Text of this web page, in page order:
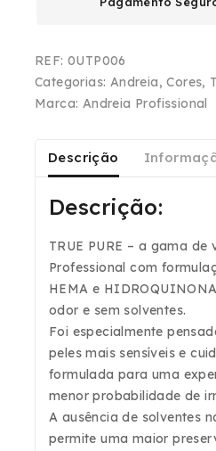
REF: 0UTP006
Categorias: Andreia,Cores,
Marca: Andreia Profissional
Descrição
Descrição:
TRUE PURE – a gama de
Professional com
HEMA e
odor e sem solventes.
Foi especialmente
peles mais sensíveis e
formulada para uma
menor probabilidade de
A ausência de solventes
permite uma maior